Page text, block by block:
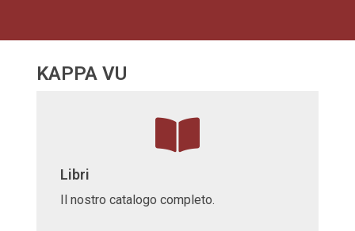
KAPPA VU
Libri
Il nostro catalogo completo.